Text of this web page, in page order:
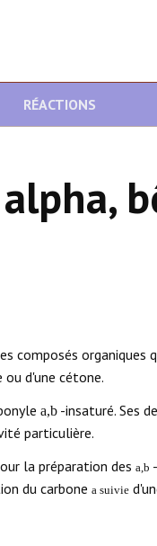
RÉACTIONS
composés organiques
ou d'une cétone.
a,b -insaturé. Ses
particulière.
la préparation des a,b
du carbone a suivie